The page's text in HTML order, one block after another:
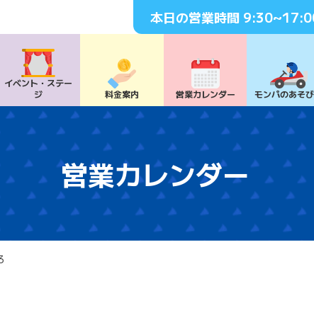
本日の営業時間
イベント・ ステー
ジ
料⾦案内 営業カレンダー モンパのあそ
営業カレンダー